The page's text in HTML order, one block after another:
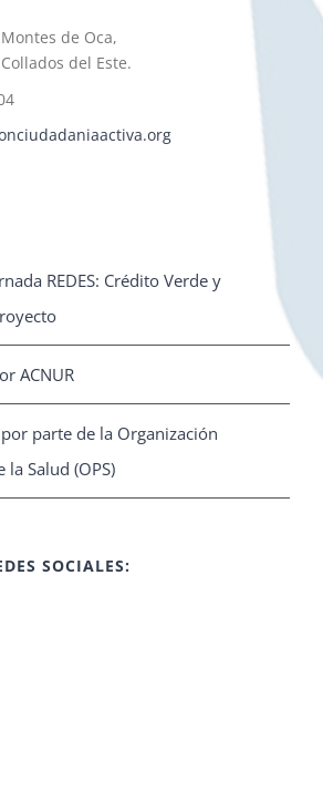
de Oca,
del Este.
REDES: Crédito Verde y
ACNUR
parte de la Organización
la Salud (OPS)
SOCIALES: